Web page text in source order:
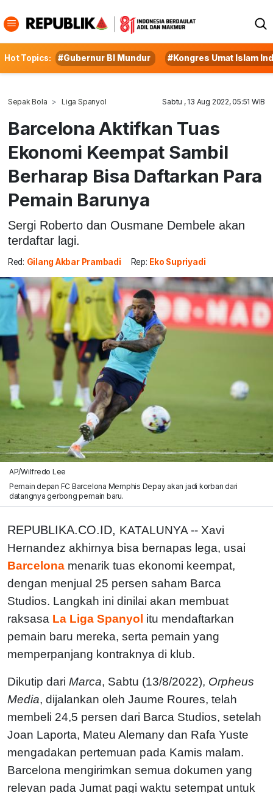
Hot Topics: #Gubernur BI Mundur #Kongres Umat Islam
Sepak Bola Liga Spanyol Sabtu , 13 Aug 2022, 05:51 WIB
Barcelona Aktifkan Tuas
Ekonomi Keempat Sambil
Berharap Bisa Daftarkan Para
Pemain Barunya
Sergi Roberto dan Ousmane Dembele akan
terdaftar lagi.
Red: Gilang Akbar Prambadi Rep: Eko Supriyadi
AP/Wilfredo Lee
Pemain depan FC Barcelona Memphis Depay akan jadi korban dari
datangnya gerbong pemain baru.
REPUBLIKA.CO.ID, KATALUNYA -- Xavi
Hernandez akhirnya bisa bernapas lega, usai
Barcelona menarik tuas ekonomi keempat,
dengan menjual 25 persen saham Barca
Studios. Langkah ini dinilai akan membuat
raksasa La Liga Spanyol itu mendaftarkan
pemain baru mereka, serta pemain yang
memperpanjang kontraknya di klub.
Dikutip dari Marca, Sabtu (13/8/2022), Orpheus
Media, dijalankan oleh Jaume Roures, telah
membeli 24,5 persen dari Barca Studios, setelah
Joan Laporta, Mateu Alemany dan Rafa Yuste
mengadakan pertemuan pada Kamis malam.
Barcelona mengirimkan semua dokumen yang
relevan pada Jumat pagi waktu setempat untuk